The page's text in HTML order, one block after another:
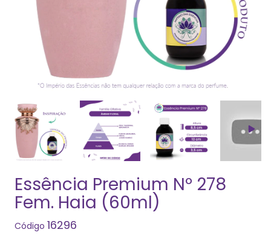
Essência Premium Nº 278
Fem. Haia (60ml)
Código 16296